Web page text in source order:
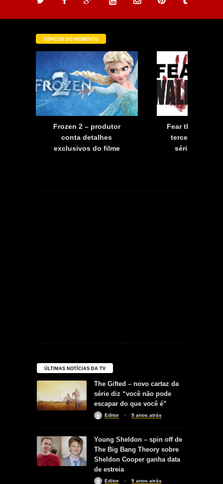
TÓPICOS DO MOMENTO
Frozen 2 – produtor
conta detalhes
exclusivos do filme
Fear the
terceira
série já tem
ÚLTIMAS NOTÍCIAS DA TV
The Gifted – novo cartaz da
série diz “você não pode
escapar do que você é”
Editor 9 anos atrás
Young Sheldon – spin off de
The Big Bang Theory sobre
Sheldon Cooper ganha data
de estreia
Editor 9 anos atrás